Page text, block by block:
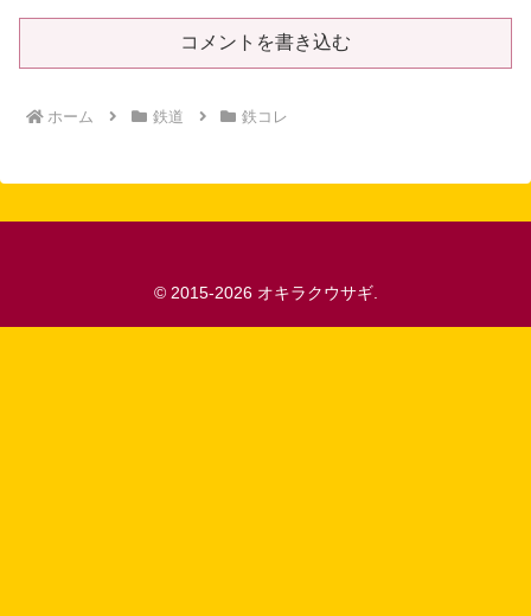
コメントを書き込む
ホーム 鉄道 鉄コレ
© 2015-2026 オキラクウサギ.